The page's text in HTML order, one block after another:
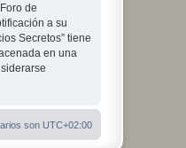
de
a su
Secretos” tiene
en una
son UTC+02:00